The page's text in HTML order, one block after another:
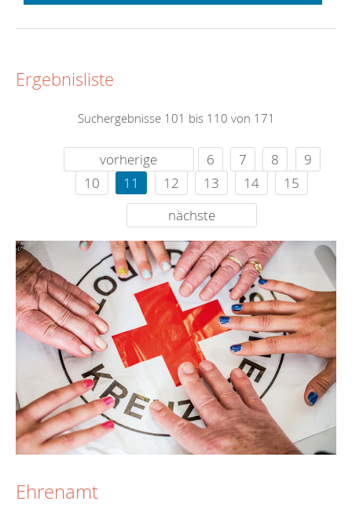
Ergebnisliste
Suchergebnisse 101 bis 110 von 171
vorherige 6 7 8
9
10
11 12 13 14
15
nächste
Ehrenamt